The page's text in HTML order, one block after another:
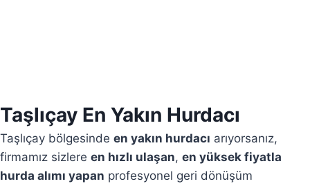
Taşlıçay En Yakın Hurdacı
Taşlıçay bölgesinde en yakın hurdacı arıyorsanız,
firmamız sizlere en hızlı ulaşan, en yüksek fiyatla
hurda alımı yapan profesyonel geri dönüşüm